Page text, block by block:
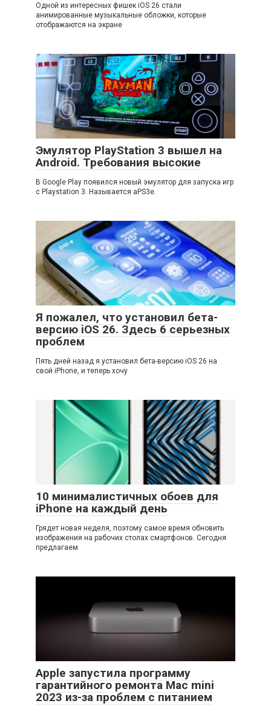
Одной из интересных фишек iOS 26 стали
анимированные музыкальные обложки, которые
отображаются на экране
Эмулятор PlayStation 3 вышел на
Android. Требования высокие
В Google Play появился новый эмулятор для запуска игр
с Playstation 3. Называется aPS3e.
Я пожалел, что установил бета-
версию iOS 26. Здесь 6 серьезных
проблем
Пять дней назад я установил бета-версию iOS 26 на
свой iPhone, и теперь хочу
10 минималистичных обоев для
iPhone на каждый день
Грядет новая неделя, поэтому самое время обновить
изображения на рабочих столах смартфонов. Сегодня
предлагаем
Apple запустила программу
гарантийного ремонта Mac mini
2023 из-за проблем с питанием